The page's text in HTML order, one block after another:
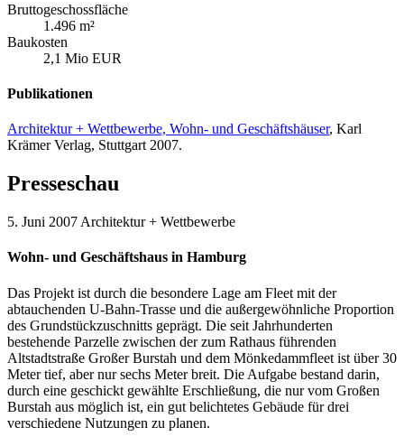
Bruttogeschossfläche
1.496 m²
Baukosten
2,1 Mio EUR
Publikationen
Architektur + Wettbewerbe, Wohn- und Geschäftshäuser, Karl
Krämer Verlag, Stuttgart 2007.
Presseschau
5. Juni 2007 Architektur + Wettbewerbe
Wohn- und Geschäftshaus in Hamburg
Das Projekt ist durch die besondere Lage am Fleet mit der
abtauchenden U-Bahn-Trasse und die außergewöhnliche Proportion
des Grundstückzuschnitts geprägt. Die seit Jahrhunderten
bestehende Parzelle zwischen der zum Rathaus führenden
Altstadtstraße Großer Burstah und dem Mönkedammfleet ist über 30
Meter tief, aber nur sechs Meter breit. Die Aufgabe bestand darin,
durch eine geschickt gewählte Erschließung, die nur vom Großen
Burstah aus möglich ist, ein gut belichtetes Gebäude für drei
verschiedene Nutzungen zu planen.